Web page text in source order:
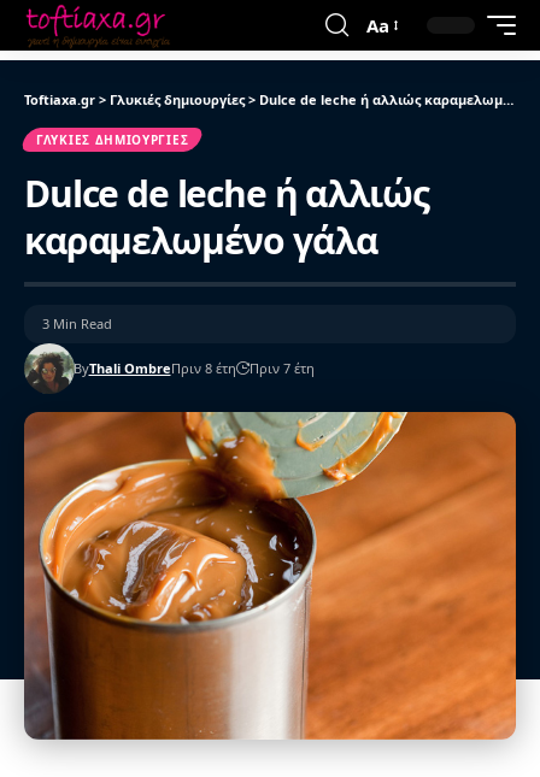
Aa
Toftiaxa.gr > Γλυκιές δημιουργίες> Dulce de leche ή αλλιώς καραμελωμένο γάλα
ΓΛΥΚΙΈΣ ΔΗΜΙΟΥΡΓΊΕΣ
Dulce de leche ή αλλιώς
καραμελωμένο γάλα
ByThali OmbreΠριν 8 έτη Πριν 7 έτη
3 Min Read